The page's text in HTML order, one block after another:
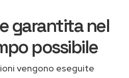
garantita nel
possibile
vengono eseguite